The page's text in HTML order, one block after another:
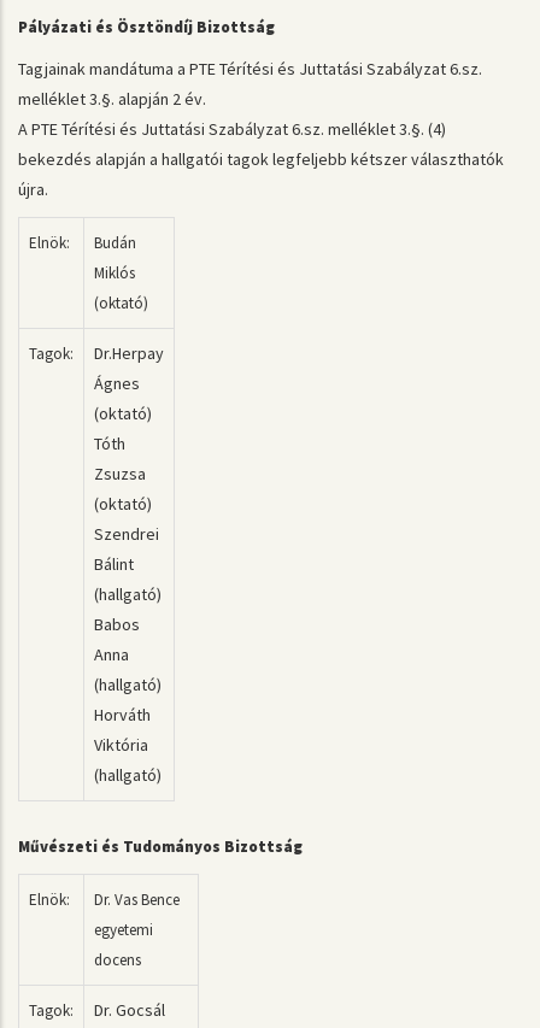
Pályázati és Ösztöndíj Bizottság
Tagjainak mandátuma a PTE Térítési és Juttatási Szabályzat 6.sz.
melléklet 3.§. alapján 2 év.
A PTE Térítési és Juttatási Szabályzat 6.sz. melléklet 3.§. (4)
bekezdés alapján a hallgatói tagok legfeljebb kétszer választhatók
újra.
Elnök:
Budán
Miklós
(oktató)
Tagok:
Dr.Herpay
Ágnes
(oktató)
Tóth
Zsuzsa
(oktató)
Szendrei
Bálint
(hallgató)
Babos
Anna
(hallgató)
Horváth
Viktória
(hallgató)
Művészeti és Tudományos Bizottság
Elnök:
Dr. Vas Bence
egyetemi
docens
Tagok:
Dr. Gocsál